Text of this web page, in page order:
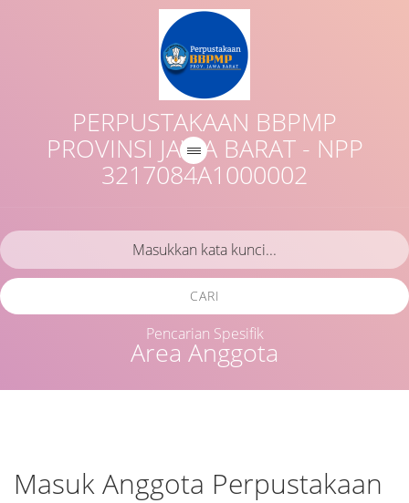
PERPUSTAKAAN BBPMP
PROVINSI JAWA BARAT - NPP
3217084A1000002
Area Anggota
CARI
Pencarian Spesifik
Masuk Anggota Perpustakaan